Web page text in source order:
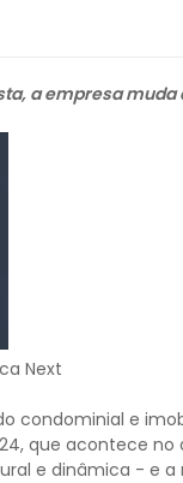
a empresa
Next
condominial e
que acontece no
e dinâmica - e